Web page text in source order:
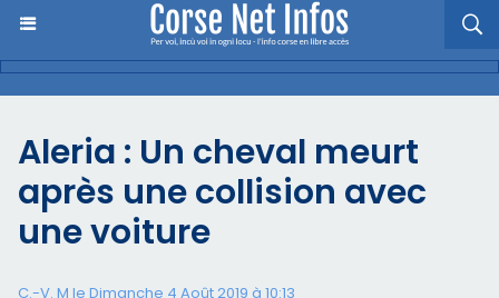
Aleria : Un cheval meurt
après une collision avec
une voiture
C.-V. M le Dimanche 4 Août 2019 à 10:13